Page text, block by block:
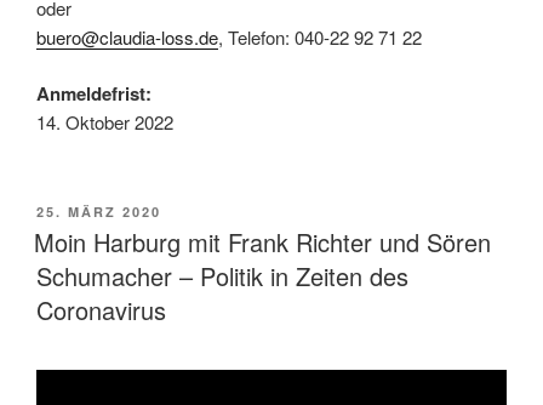
oder
buero@claudia-loss.de, Telefon: 040-22 92 71 22
Anmeldefrist:
14. Oktober 2022
VERÖFFENTLICHT
AM
25. MÄRZ 2020
Moin Harburg mit Frank Richter und Sören
Schumacher – Politik in Zeiten des
Coronavirus